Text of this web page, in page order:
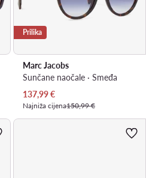
Prilika
Marc Jacobs
Sunčane naočale · Smeđa
Trenutna cijena
137,99€
Najniža cijena150,99 €